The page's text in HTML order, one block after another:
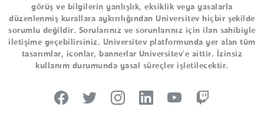
görüş ve bilgilerin yanlışlık, eksiklik veya yasalarla
düzenlenmiş kurallara aykırılığından Universitev hiçbir şekilde
sorumlu değildir. Sorularınız ve sorunlarınız için ilan sahibiyle
iletişime geçebilirsiniz. Universitev platformunda yer alan tüm
tasarımlar, iconlar, bannerlar Universitev'e aittir. İzinsiz
kullanım durumunda yasal süreçler işletilecektir.